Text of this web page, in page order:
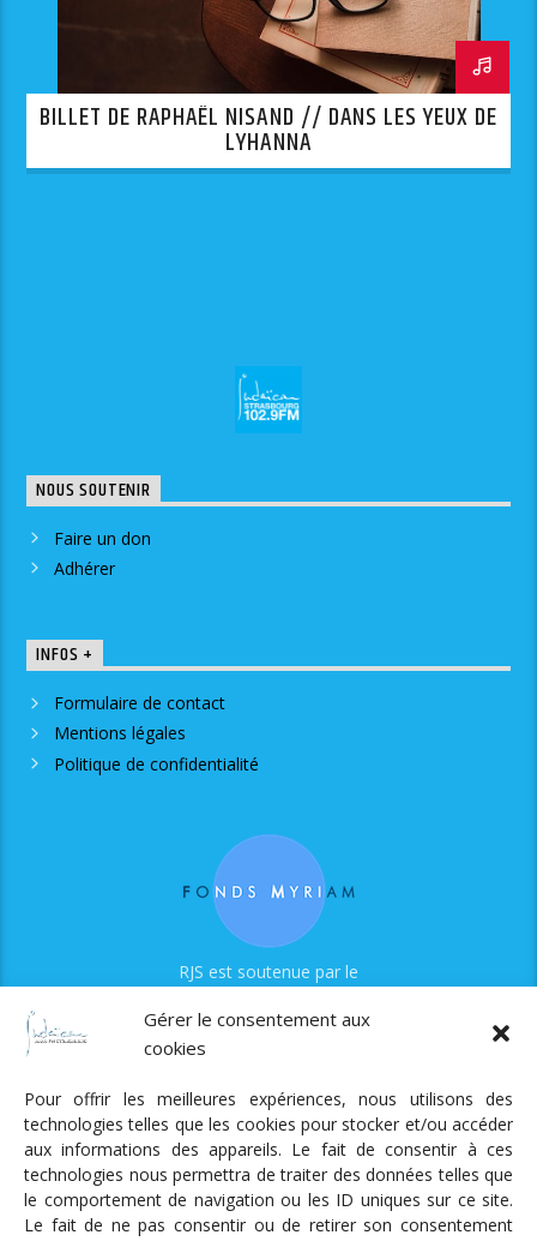
Gérer le consentement aux
cookies
Pour offrir les meilleures expériences, nous utilisons des
technologies telles que les cookies pour stocker et/ou accéder
aux informations des appareils. Le fait de consentir à ces
technologies nous permettra de traiter des données telles que
le comportement de navigation ou les ID uniques sur ce site.
Le fait de ne pas consentir ou de retirer son consentement
BILLET DE RAPHAËL NISAND // DANS LES YEUX DE
LYHANNA
NOUS SOUTENIR
Faire un don
Adhérer
INFOS +
Formulaire de contact
Mentions légales
Politique de confidentialité
RJS est soutenue par le
Radio Judaica Strasbourg
Tous droits réservés